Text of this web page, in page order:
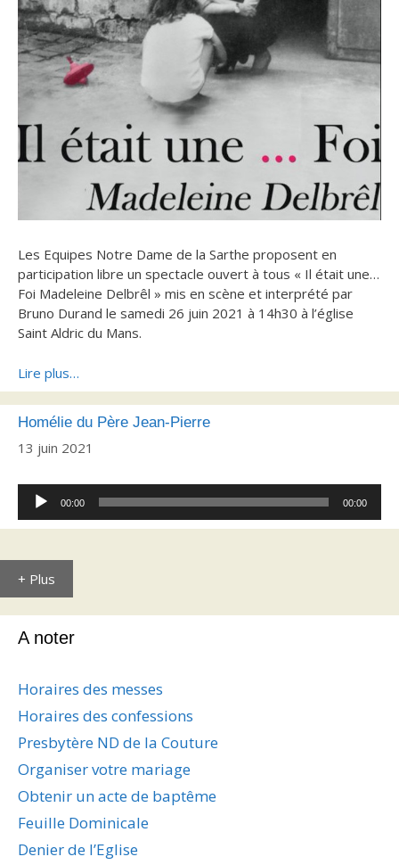
Les Equipes Notre Dame de la Sarthe proposent en
participation libre un spectacle ouvert à tous « Il était une…
Foi Madeleine Delbrêl » mis en scène et interprété par
Bruno Durand le samedi 26 juin 2021 à 14h30 à l’église
Saint Aldric du Mans.
Lire plus…
Homélie du Père Jean-Pierre
13 juin 2021
Lecteur
audio
00:00 00:00
+ Plus
A noter
Horaires des messes
Horaires des confessions
Presbytère ND de la Couture
Organiser votre mariage
Obtenir un acte de baptême
Feuille Dominicale
Denier de l’Eglise